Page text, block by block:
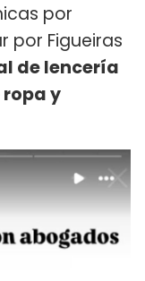
por
por Figueiras
de lencería
y